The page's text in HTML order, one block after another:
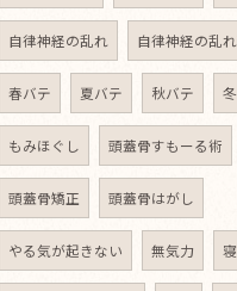
自律神経の乱れ 自律神経の乱
春バテ 夏バテ 秋バテ
もみほぐし 頭蓋骨すもーる術
頭蓋骨矯正 頭蓋骨はがし
やる気が起きない 無気力